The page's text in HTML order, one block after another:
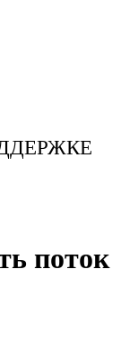
поток